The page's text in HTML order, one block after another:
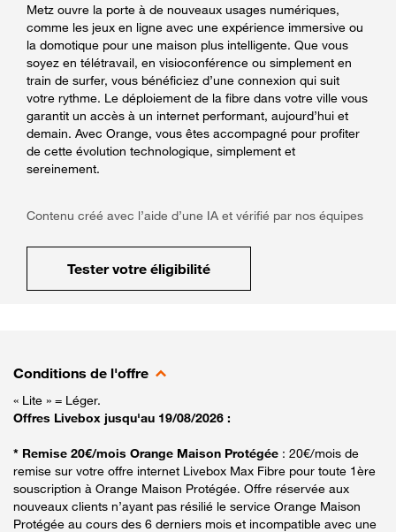
Metz ouvre la porte à de nouveaux usages numériques,
comme les jeux en ligne avec une expérience immersive ou
la domotique pour une maison plus intelligente. Que vous
soyez en télétravail, en visioconférence ou simplement en
train de surfer, vous bénéficiez d’une connexion qui suit
votre rythme. Le déploiement de la fibre dans votre ville vous
garantit un accès à un internet performant, aujourd’hui et
demain. Avec Orange, vous êtes accompagné pour profiter
de cette évolution technologique, simplement et
sereinement.
Contenu créé avec l’aide d’une IA et vérifié par nos équipes
Tester votre éligibilité
Conditions de l'offre
« Lite » = Léger.
Offres Livebox jusqu'au 19/08/2026 :
* Remise 20€/mois Orange Maison Protégée : 20€/mois de
remise sur votre offre internet Livebox Max Fibre pour toute 1ère
souscription à Orange Maison Protégée. Offre réservée aux
nouveaux clients n’ayant pas résilié le service Orange Maison
Protégée au cours des 6 derniers mois et incompatible avec une